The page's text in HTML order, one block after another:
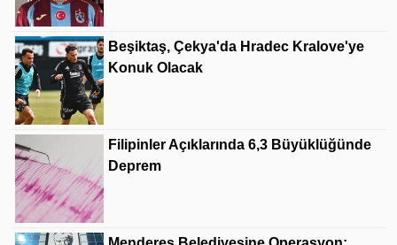
Beşiktaş, Çekya'da Hradec Kralove'ye
Konuk Olacak
Filipinler Açıklarında 6,3 Büyüklüğünde
Deprem